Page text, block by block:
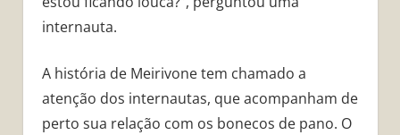
internauta.
A história de Meirivone tem chamado a
atenção dos internautas, que acompanham de
perto sua relação com os bonecos de pano. O